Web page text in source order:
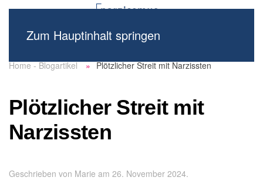
Zum Hauptinhalt springen
Home - Blogartikel Plötzlicher Streit mit Narzissten
Plötzlicher Streit mit
Narzissten
Geschrieben von Marie am 26. November 2024.